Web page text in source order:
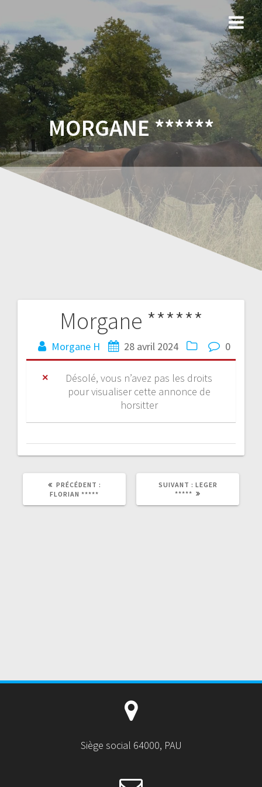
MORGANE ******
Morgane ******
Morgane H 28 avril 2024 0
Désolé, vous n’avez pas les droits
pour visualiser cette annonce de
horsitter
PRÉCÉDENT :
FLORIAN *****
SUIVANT : LEGER
*****
Siège social 64000, PAU